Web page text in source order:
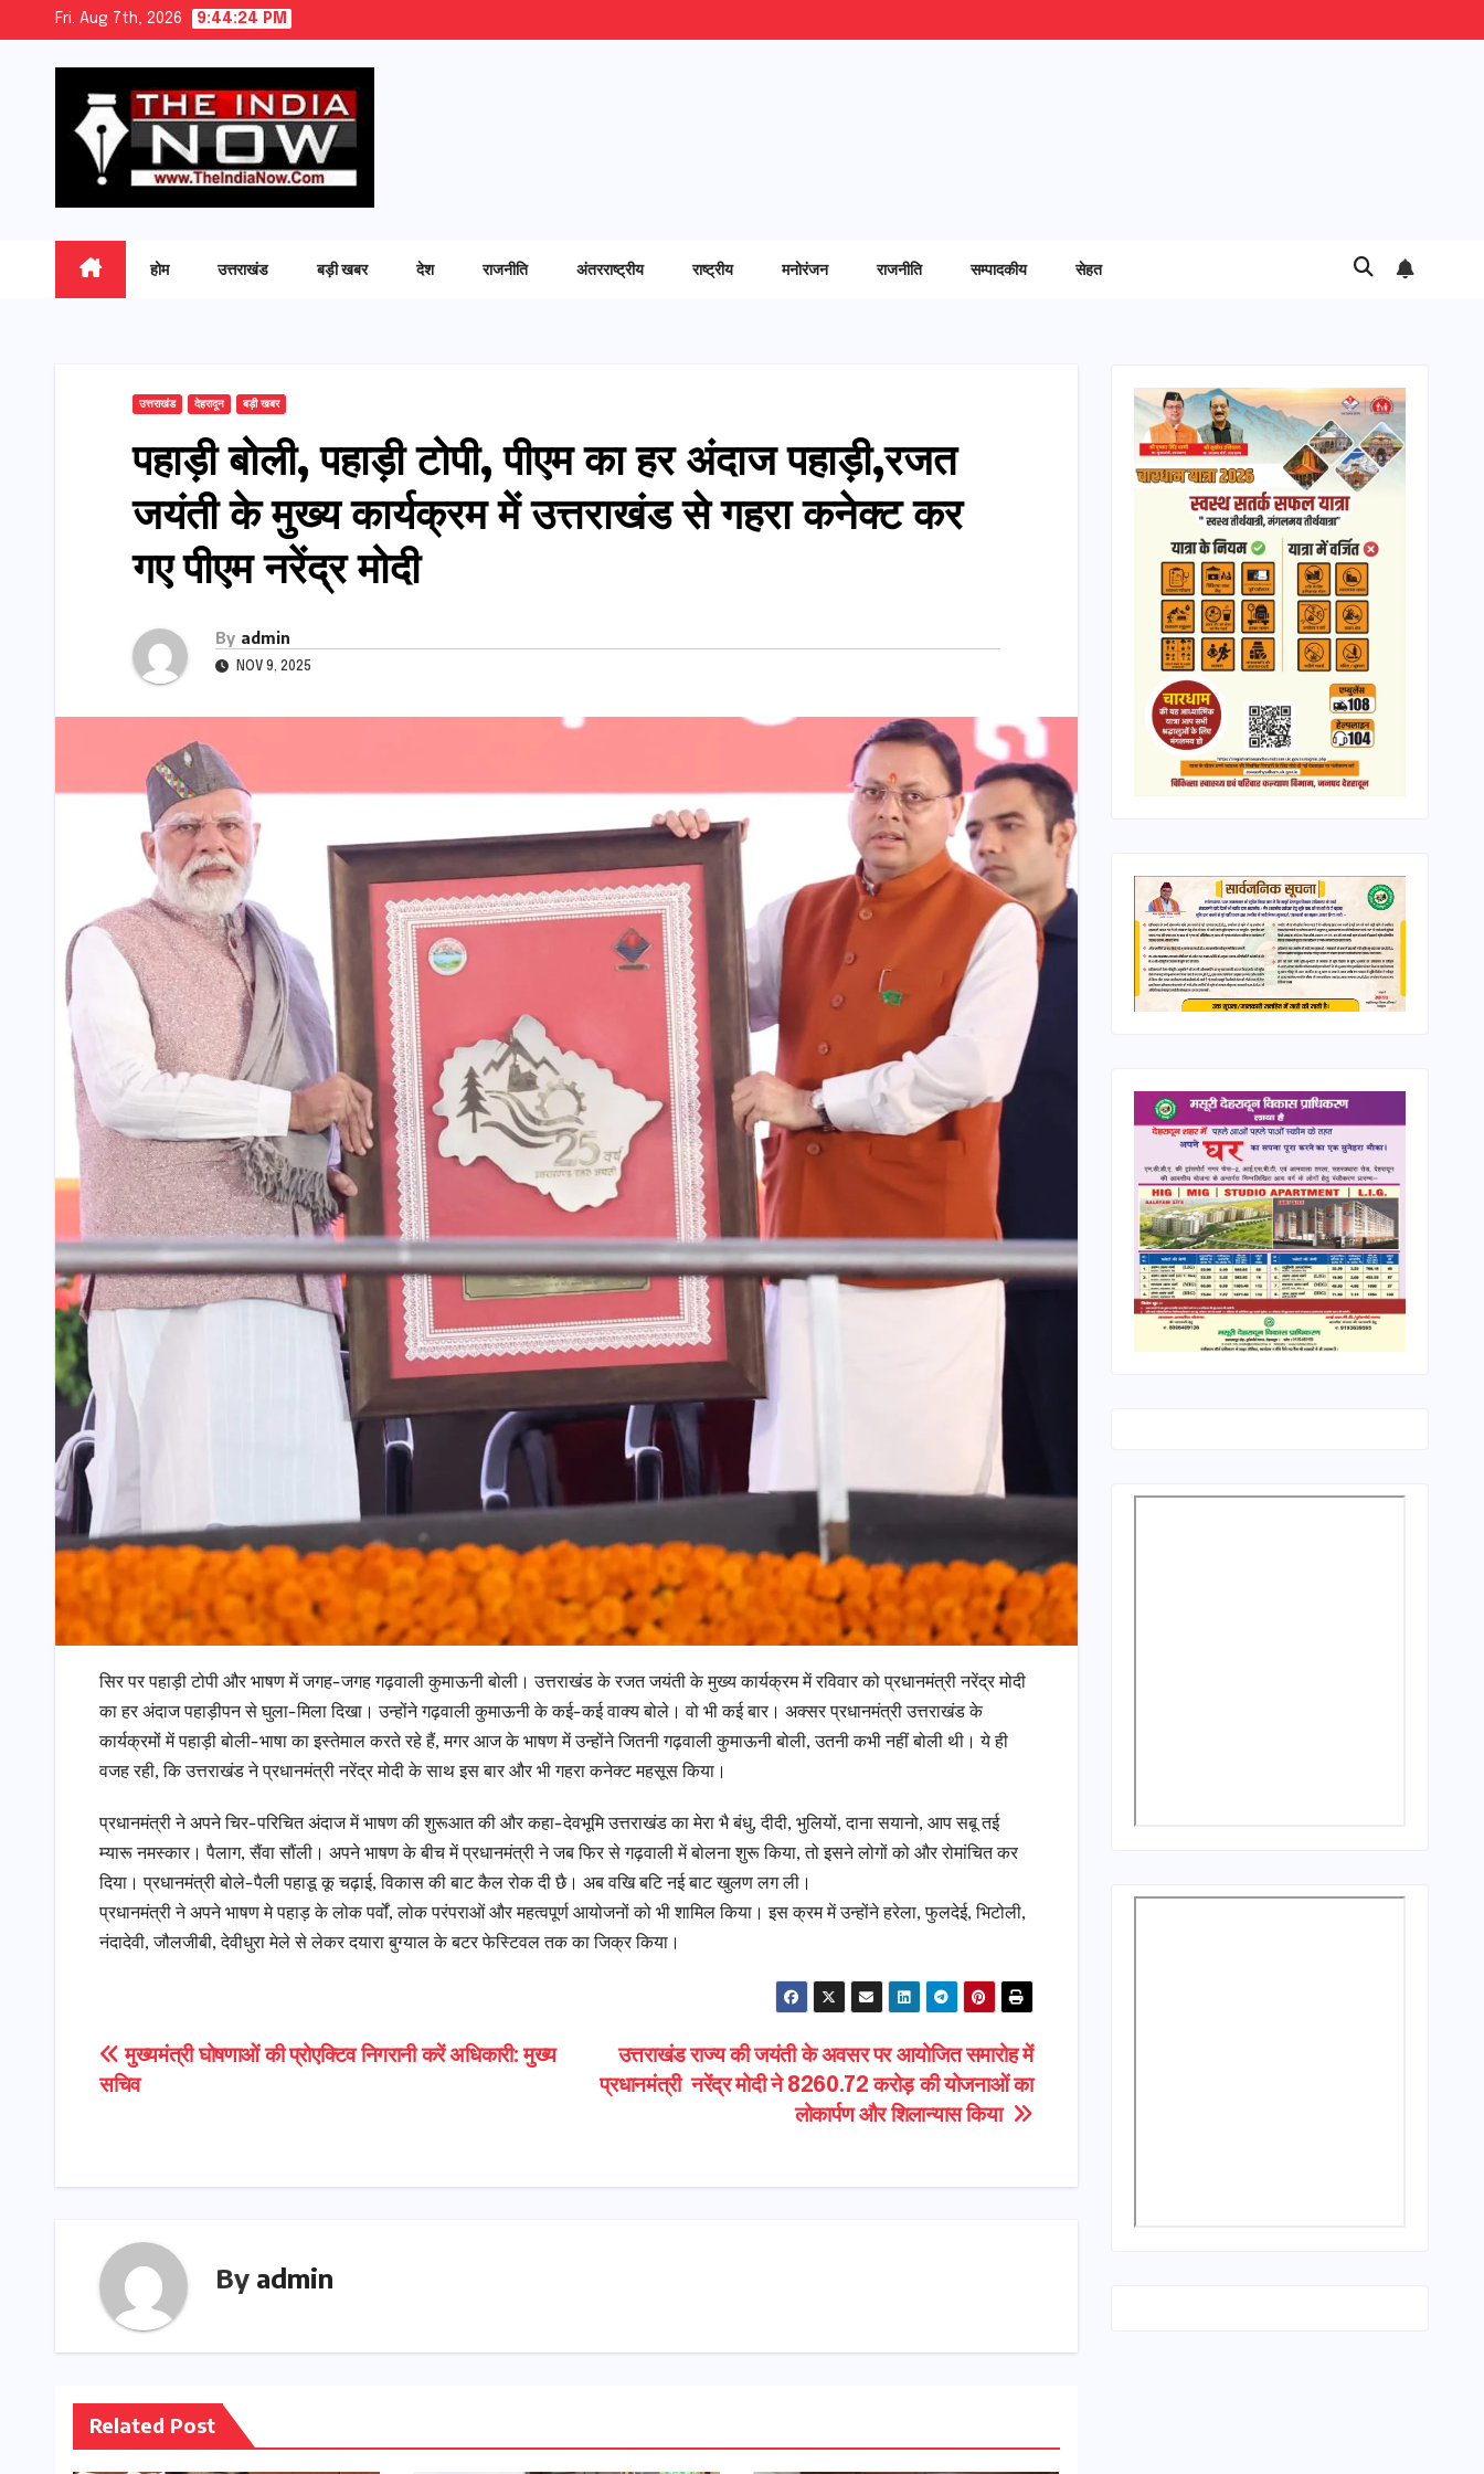
Fri. Aug 7th, 2026 9:44:25 PM
होम उत्तराखंड बड़ी खबर देश राजनीति अंतरराष्ट्रीय राष्ट्रीय मनोरंजन राजनीति सम्पादकीय सेहत
उत्तराखंड देहरादून बड़ी खबर
पहाड़ी बोली, पहाड़ी टोपी, पीएम का हर अंदाज पहाड़ी,रजत
जयंती के मुख्य कार्यक्रम में उत्तराखंड से गहरा कनेक्ट कर
गए पीएम नरेंद्र मोदी
By admin
NOV 9, 2025
सिर पर पहाड़ी टोपी और भाषण में जगह-जगह गढ़वाली कुमाऊनी बोली। उत्तराखंड के रजत जयंती के मुख्य कार्यक्रम में रविवार को प्रधानमंत्री नरेंद्र मोदी
का हर अंदाज पहाड़ीपन से घुला-मिला दिखा। उन्होंने गढ़वाली कुमाऊनी के कई-कई वाक्य बोले। वो भी कई बार। अक्सर प्रधानमंत्री उत्तराखंड के
कार्यक्रमों में पहाड़ी बोली-भाषा का इस्तेमाल करते रहे हैं, मगर आज के भाषण में उन्होंने जितनी गढ़वाली कुमाऊनी बोली, उतनी कभी नहीं बोली थी। ये ही
वजह रही, कि उत्तराखंड ने प्रधानमंत्री नरेंद्र मोदी के साथ इस बार और भी गहरा कनेक्ट महसूस किया।
प्रधानमंत्री ने अपने चिर-परिचित अंदाज में भाषण की शुरूआत की और कहा-देवभूमि उत्तराखंड का मेरा भै बंधु, दीदी, भुलियों, दाना सयानो, आप सबू तई
म्यारू नमस्कार। पैलाग, सैंवा सौंली। अपने भाषण के बीच में प्रधानमंत्री ने जब फिर से गढ़वाली में बोलना शुरू किया, तो इसने लोगों को और रोमांचित कर
दिया। प्रधानमंत्री बोले-पैली पहाडू कू चढ़ाई, विकास की बाट कैल रोक दी छै। अब वखि बटि नई बाट खुलण लग ली।
प्रधानमंत्री ने अपने भाषण मे पहाड़ के लोक पर्वों, लोक परंपराओं और महत्वपूर्ण आयोजनों को भी शामिल किया। इस क्रम में उन्होंने हरेला, फुलदेई, भिटोली,
नंदादेवी, जौलजीबी, देवीधुरा मेले से लेकर दयारा बुग्याल के बटर फेस्टिवल तक का जिक्र किया।
Post
उत्तराखंड राज्य की जयंती के अवसर पर आयोजित समारोह में
प्रधानमंत्री नरेंद्र मोदी ने 8260.72 करोड़ की योजनाओं का
लोकार्पण और शिलान्यास किया
मुख्यमंत्री घोषणाओं की प्रोएक्टिव निगरानी करें अधिकारी: मुख्य
सचिव
By admin
Related Post